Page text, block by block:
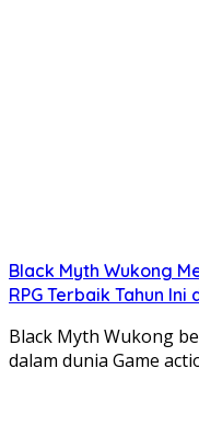
Black Myth Wukong
RPG Terbaik Tahun
Black Myth Wukong
dalam dunia Game